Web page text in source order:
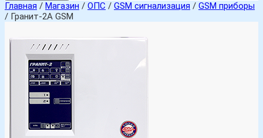
Главная / Магазин / ОПС / GSM сигнализация / GSM приборы
/ Гранит-2А GSM